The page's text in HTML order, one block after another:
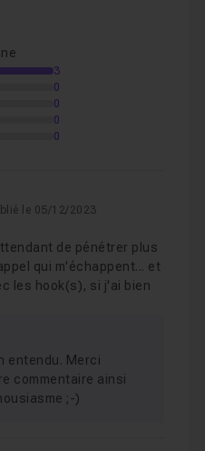
états d'un composant
d'un état
de vie d'un composant monté
de vie d'un composant démonté
fois 02m22
3
0
0
0
0
le 05/12/2023
de pénétrer plus
qui m'échappent... et
les hook(s), si j'ai bien
entendu. Merci
commentaire ainsi
;-)